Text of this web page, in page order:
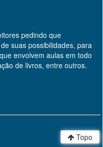
Topo
pedindo que
suas possibilidades, para
envolvem aulas em todo
de livros, entre outros.